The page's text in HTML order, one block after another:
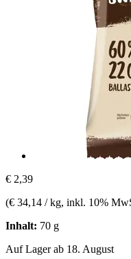
€ 2,39
(€ 34,14 / kg, inkl. 10%
Inhalt: 70 g
Auf Lager ab 18. August